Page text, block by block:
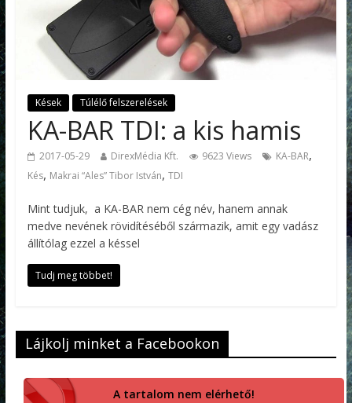
Kések Túlélő felszerelések
KA-BAR TDI: a kis hamis
2017-05-29 DirexMédia Kft. 9623 Views KA-BAR,
Kés, Makrai “Ales” Tibor István, TDI
Mint tudjuk, a KA-BAR nem cég név, hanem annak
medve nevének rövidítéséből származik, amit egy vadász
állítólag ezzel a késsel
Tudj meg többet!
Lájkolj minket a Facebookon
A tartalom nem elérhető!